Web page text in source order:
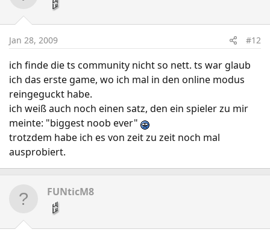
Jan 28, 2009 #12
ich finde die ts community nicht so nett. ts war glaub
ich das erste game, wo ich mal in den online modus
reingeguckt habe.
ich weiß auch noch einen satz, den ein spieler zu mir
meinte: "biggest noob ever"
trotzdem habe ich es von zeit zu zeit noch mal
ausprobiert.
FUNticM8